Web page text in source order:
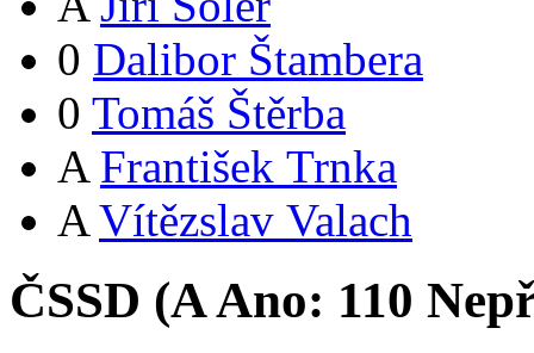
0 Dalibor Štambera
0 Tomáš Štěrba
A František Trnka
A Vítězslav Valach
ČSSD (AAno: 110